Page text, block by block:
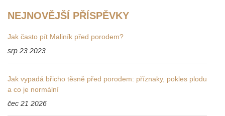
NEJNOVĚJŠÍ PŘÍSPĚVKY
Jak často pít Maliník před porodem?
srp 23 2023
Jak vypadá břicho těsně před porodem: příznaky, pokles plodu
a co je normální
čec 21 2026